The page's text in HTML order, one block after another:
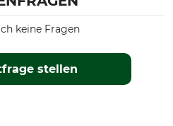
stellen
keine Fragen